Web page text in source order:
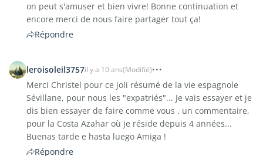
on peut s'amuser et bien vivre! Bonne continuation et
encore merci de nous faire partager tout ça!
Répondre
leroisoleil3757il y a 10 ans(Modifié)
Merci Christel pour ce joli résumé de la vie espagnole
Sévillane, pour nous les "expatriés"... Je vais essayer et je
dis bien essayer de faire comme vous , un commentaire,
pour la Costa Azahar où je réside depuis 4 années...
Buenas tarde e hasta luego Amiga !
Répondre